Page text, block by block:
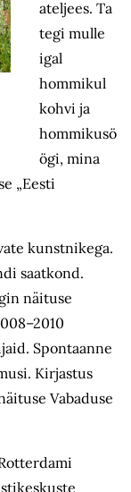
ateljees. Ta
tegi mulle
igal
hommikul
kohvi ja
hommikusö
ögi, mina
„Eesti
kunstnikega.
saatkond.
näituse
Spontaanne
Kirjastus
Vabaduse